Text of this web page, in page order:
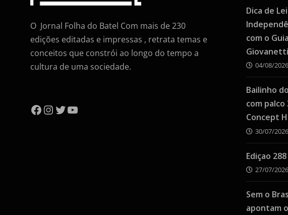
O Jornal Folha do Batel Com mais de 230
edições editadas e impressas , retrata temas e
conceitos que constrói ao longo do tempo a
cultura de uma sociedade.
Facebook
Instagram
Twitter
YouTube
Dica de
com o
Giovanetti
04/08/2026
Bailinho
com
Concept
30/07/2026
Ediçao 288
27/07/2026
Sem o
apontam